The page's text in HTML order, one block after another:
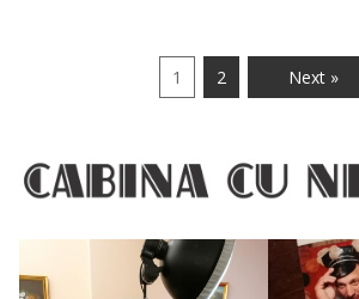
1 2 Next »